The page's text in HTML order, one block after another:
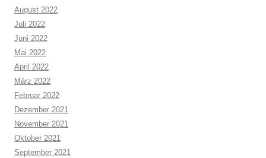
August 2022
Juli 2022
Juni 2022
Mai 2022
April 2022
März 2022
Februar 2022
Dezember 2021
November 2021
Oktober 2021
September 2021